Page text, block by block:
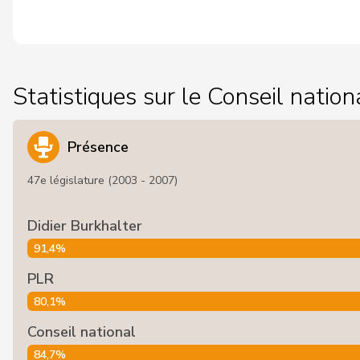
Statistiques sur le Conseil
Présence
47e législature (2003 - 2007)
Didier Burkhalter
91,4%
PLR
80,1%
Conseil national
84,7%